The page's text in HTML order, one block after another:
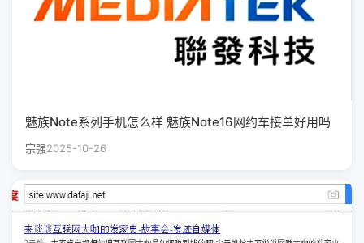
魅族Note系列手机怎么样 魅族Note16网约车接单好用吗
宗强2025-10-26